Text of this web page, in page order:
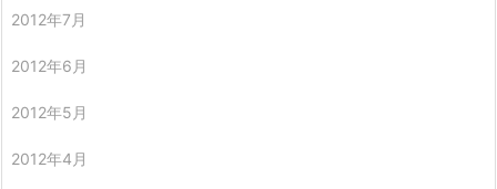
2012年7月
2012年6月
2012年5月
2012年4月